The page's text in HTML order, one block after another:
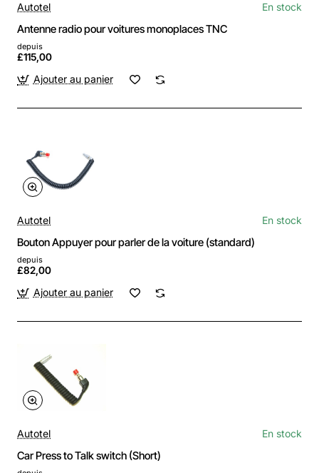
Autotel En stock
Antenne radio pour voitures monoplaces TNC
depuis
£115,00
Ajouter au panier
Autotel En stock
Bouton Appuyer pour parler de la voiture (standard)
depuis
£82,00
Ajouter au panier
Autotel En stock
Car Press to Talk switch (Short)